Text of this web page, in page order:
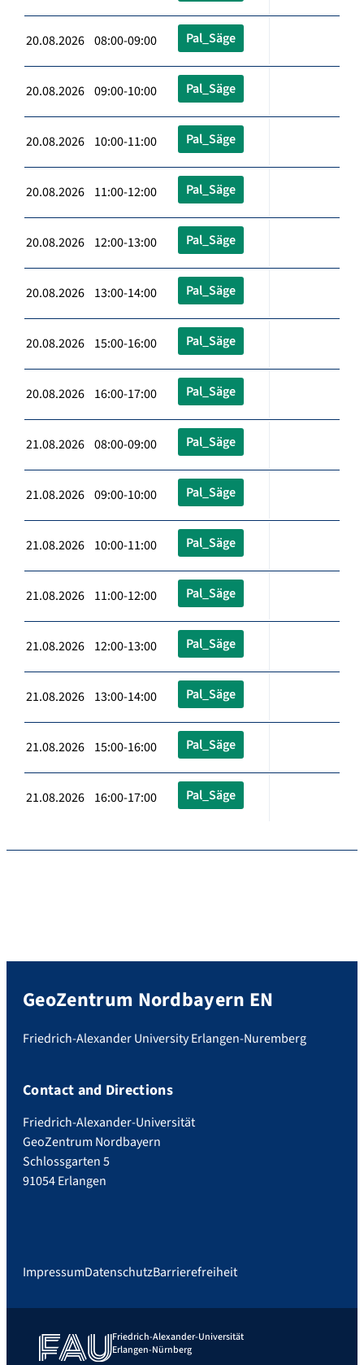
20.08.2026 08:00-09:00 Pal_Säge
20.08.2026 09:00-10:00 Pal_Säge
20.08.2026 10:00-11:00 Pal_Säge
20.08.2026 11:00-12:00 Pal_Säge
20.08.2026 12:00-13:00 Pal_Säge
20.08.2026 13:00-14:00 Pal_Säge
20.08.2026 15:00-16:00 Pal_Säge
20.08.2026 16:00-17:00 Pal_Säge
21.08.2026 08:00-09:00 Pal_Säge
21.08.2026 09:00-10:00 Pal_Säge
21.08.2026 10:00-11:00 Pal_Säge
21.08.2026 11:00-12:00 Pal_Säge
21.08.2026 12:00-13:00 Pal_Säge
21.08.2026 13:00-14:00 Pal_Säge
21.08.2026 15:00-16:00 Pal_Säge
21.08.2026 16:00-17:00 Pal_Säge
GeoZentrum Nordbayern EN
Friedrich-Alexander University Erlangen-Nuremberg
Contact and Directions
Friedrich-Alexander-Universität
GeoZentrum Nordbayern
Schlossgarten 5
91054 Erlangen
ImpressumDatenschutzBarrierefreiheit
Friedrich-Alexander-Universität
Erlangen-Nürnberg